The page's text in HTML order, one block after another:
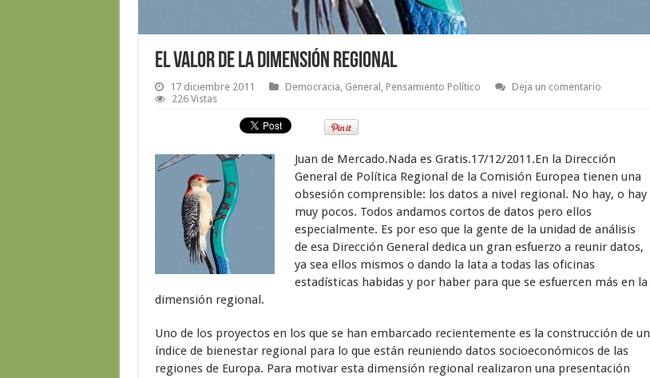
El valor de la dimensión regional
17 diciembre 2011 Democracia, General , Pensamiento Político
Deja un comentario
226 Vistas
Juan de Mercado.Nada es Gratis.17/12/2011.En la Dirección
General de Política Regional de la Comisión Europea tienen una
obsesión comprensible: los datos a nivel regional. No hay, o hay
muy pocos. Todos andamos cortos de datos pero ellos
especialmente. Es por eso que la gente de la unidad de análisis
de esa Dirección General dedica un gran esfuerzo a reunir datos,
ya sea ellos mismos o dando la lata a todas las oficinas
estadísticas habidas y por haber para que se esfuercen más en la
dimensión regional.
Uno de los proyectos en los que se han embarcado recientemente es la construcción de un
índice de bienestar regional para lo que están reuniendo datos socioeconómicos de las
regiones de Europa. Para motivar esta dimensión regional realizaron una presentación